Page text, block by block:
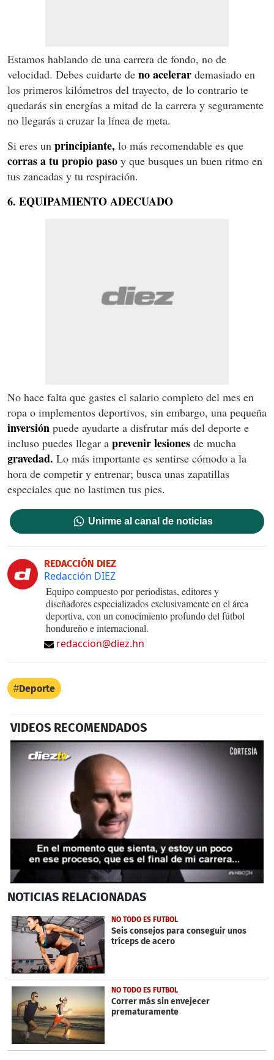
Estamos hablando de una carrera de fondo, no de
velocidad. Debes cuidarte de no acelerar demasiado en
los primeros kilómetros del trayecto, de lo contrario te
quedarás sin energías a mitad de la carrera y seguramente
no llegarás a cruzar la línea de meta.
Si eres un principiante, lo más recomendable es que
corras a tu propio paso y que busques un buen ritmo en
tus zancadas y tu respiración.
6. EQUIPAMIENTO ADECUADO
No hace falta que gastes el salario completo del mes en
ropa o implementos deportivos, sin embargo, una pequeña
inversión puede ayudarte a disfrutar más del deporte e
incluso puedes llegar a prevenir lesiones de mucha
gravedad. Lo más importante es sentirse cómodo a la
hora de competir y entrenar; busca unas zapatillas
especiales que no lastimen tus pies.
Unirme al canal de noticias
REDACCIÓN DIEZ
Redacción DIEZ
Equipo compuesto por periodistas, editores y
diseñadores especializados exclusivamente en el área
deportiva, con un conocimiento profundo del fútbol
hondureño e internacional.
redaccion@diez.hn
Deporte
VIDEOS RECOMENDADOS
seconds
41
seconds
NOTICIAS RELACIONADAS
NO TODO ES FUTBOL
Seis consejos para conseguir unos
tríceps de acero
NO TODO ES FUTBOL
Correr más sin envejecer
prematuramente